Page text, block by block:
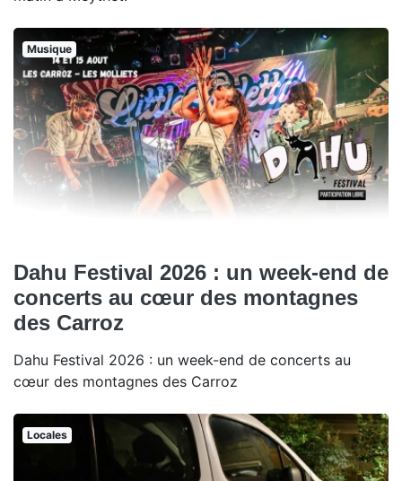
Musique
Dahu Festival 2026 : un week-end de
concerts au cœur des montagnes
des Carroz
Dahu Festival 2026 : un week-end de concerts au
cœur des montagnes des Carroz
Locales